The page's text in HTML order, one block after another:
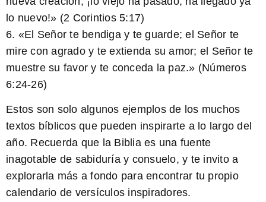
lo nuevo!» (2 Corintios 5:17)
6. «El Señor te bendiga y te guarde; el Señor te
mire con agrado y te extienda su amor; el Señor te
muestre su favor y te conceda la paz.» (Números
6:24-26)
Estos son solo algunos ejemplos de los muchos
textos bíblicos que pueden inspirarte a lo largo del
año. Recuerda que la Biblia es una fuente
inagotable de sabiduría y consuelo, y te invito a
explorarla más a fondo para encontrar tu propio
calendario de versículos inspiradores.